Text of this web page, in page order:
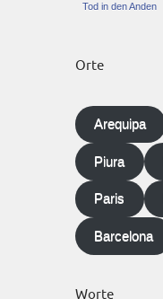
Tod in den Anden
Orte
Arequipa
Piura
Paris
Barcelona
Worte